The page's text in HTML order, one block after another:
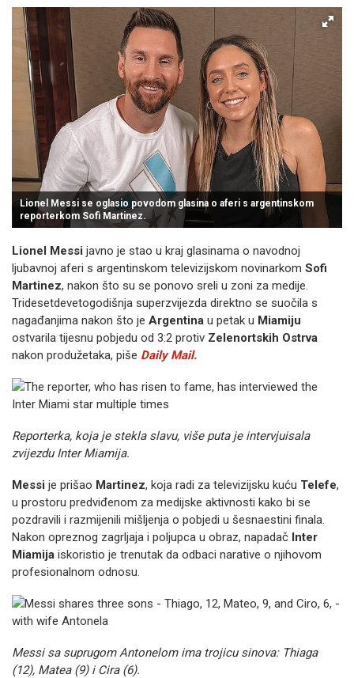
Lionel Messi se oglasio povodom glasina o aferi s argentinskom
reporterkom Sofi Martinez.
Lionel Messi javno je stao u kraj glasinama o navodnoj
ljubavnoj aferi s argentinskom televizijskom novinarkom Sofi
Martinez, nakon što su se ponovo sreli u zoni za medije.
Tridesetdevetogodišnja superzvijezda direktno se suočila s
nagađanjima nakon što je Argentina u petak u Miamiju
ostvarila tijesnu pobjedu od 3:2 protiv Zelenortskih Ostrva
nakon produžetaka, piše Daily Mail.
Reporterka, koja je stekla slavu, više puta je intervjuisala
zvijezdu Inter Miamija.
Messi je prišao Martinez, koja radi za televizijsku kuću Telefe,
u prostoru predviđenom za medijske aktivnosti kako bi se
pozdravili i razmijenili mišljenja o pobjedi u šesnaestini finala.
Nakon opreznog zagrljaja i poljupca u obraz, napadač Inter
Miamija iskoristio je trenutak da odbaci narative o njihovom
profesionalnom odnosu.
Messi sa suprugom Antonelom ima trojicu sinova: Thiaga
(12), Matea (9) i Cira (6).